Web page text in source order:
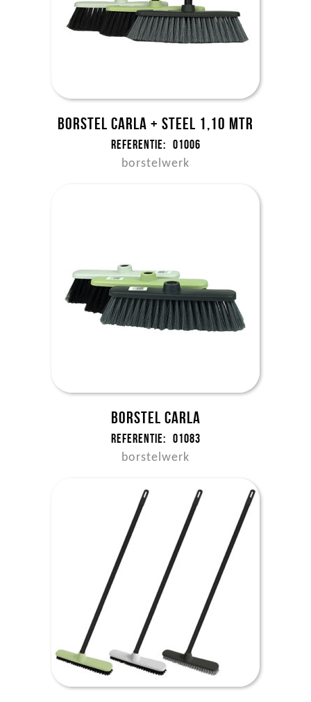
Borstel Carla + steel 1,10 mtr
Referentie: 01006
borstelwerk
Borstel Carla
Referentie: 01083
borstelwerk